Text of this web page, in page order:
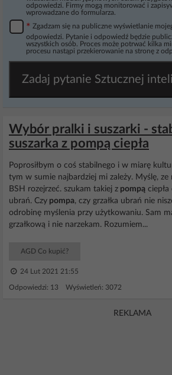
odpowiedzi. Firmy mogą monitorować i
wprowadzane do formularza.
* Zgadzam się na publiczne wyświetlanie
odpowiedzi. Pytanie i odpowiedź będzie
wszystkich osób. Proces może potrwać kilka
procesu nastąpi przekierowanie na stronę z
Zadaj pytanie Sztucznej
Wybór pralki i suszarki -
suszarka z pompą ciepła
Poprosiłbym o coś stabilnego i w miarę
tym w sumie najbardziej mi zależy. Myślę, ze
BSH rozejrzeć. szukam takiej z pompą ciepła
ubrań. Czy pompa, czy grzałka ubrań nie
odrobinę myślenia przy użytkowaniu. Sam
grzałkową i nie narzekam. Rozumiem...
AGD Co kupić?
24 Lut 2021 21:55
Odpowiedzi: 13 Wyświetleń: 3072
REKLAMA